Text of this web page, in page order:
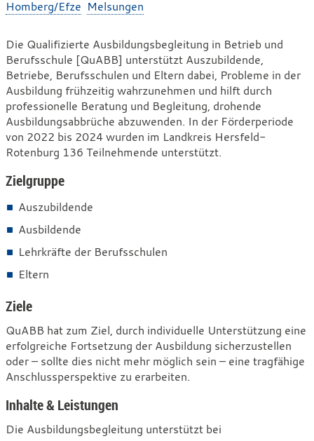
Homberg/Efze Melsungen
Die
Qualifizierte
Ausbildungsbegleitung
in
Betrieb
und
Berufsschule
-
QuABB
Die Qualifizierte Ausbildungsbegleitung in Betrieb und
Berufsschule [QuABB] unterstützt Auszubildende,
Betriebe, Berufsschulen und Eltern dabei, Probleme in der
Ausbildung frühzeitig wahrzunehmen und hilft durch
professionelle Beratung und Begleitung, drohende
Ausbildungsabbrüche abzuwenden. In der Förderperiode
von 2022 bis 2024 wurden im Landkreis Hersfeld-
Rotenburg 136 Teilnehmende unterstützt.
Zielgruppe
Auszubildende
Ausbildende
Lehrkräfte der Berufsschulen
Eltern
Ziele
QuABB hat zum Ziel, durch individuelle Unterstützung eine
erfolgreiche Fortsetzung der Ausbildung sicherzustellen
oder – sollte dies nicht mehr möglich sein – eine tragfähige
Anschlussperspektive zu erarbeiten.
Inhalte & Leistungen
Die Ausbildungsbegleitung unterstützt bei